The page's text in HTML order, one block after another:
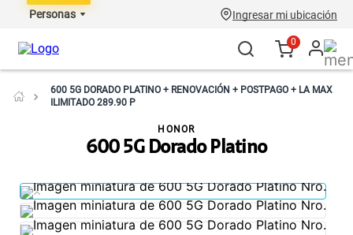
Personas Ingresar mi ubicación
0
600 5G DORADO PLATINO + RENOVACIÓN + POSTPAGO + LA MAX
ILIMITADO 289.90 P
600 5G Dorado Platino
HONOR